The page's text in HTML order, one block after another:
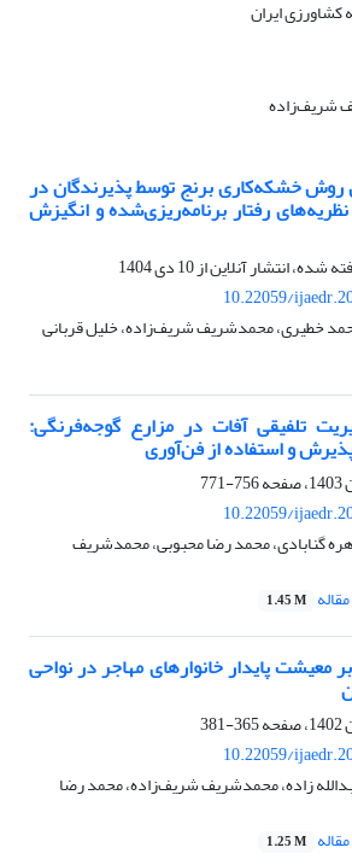
شریف‌زاده
روش خشکه‌کاری برنج توسط پذیرندگان در
رفتار برنامه‌ریزی‌شده و انگیزش
شده، انتشار آنلاین از10 دی 1404
10.22059/
خطیری، محمدشریف شریف‌زاده، خلیل قربانی
تلفیقی آفات در مزارع گوجه‌فرنگی:
و استفاده از فن‌آوری
756-771
10.22059/
گنابادی، محمد رضا محبوبی، محمدشریف
1.45 M
معیشت پایدار خانوارهای مهاجر در نواحی
365-381
10.22059/
زاده، محمدشریف شریف‌زاده، محمد رضا
1.25 M